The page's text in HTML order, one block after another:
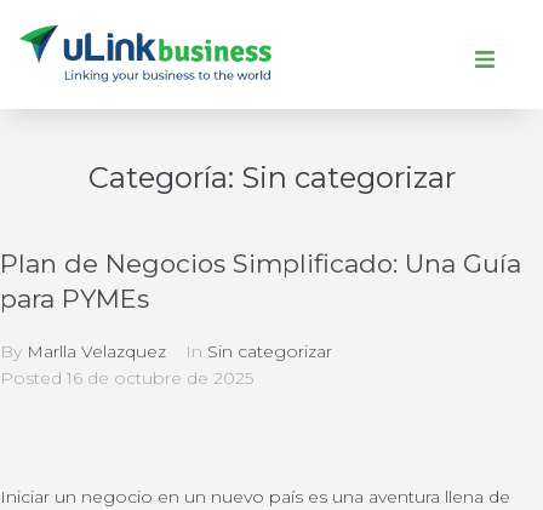
Categoría: Sin categorizar
Plan de Negocios Simplificado: Una Guía
para PYMEs
By Marlla Velazquez In Sin categorizar
Posted 16 de octubre de 2025
Iniciar un negocio en un nuevo país es una aventura llena de